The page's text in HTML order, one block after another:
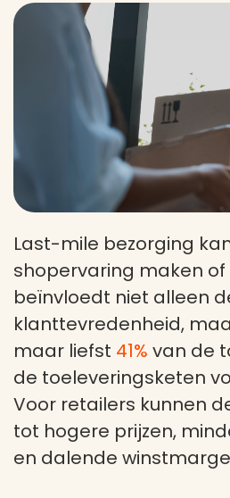
Last-mile bezorging
shopervaring maken of
beïnvloedt niet alleen
klanttevredenheid,
maar liefst 41% van de
de toeleveringsketen
Voor retailers kunnen
tot hogere prijzen,
en dalende